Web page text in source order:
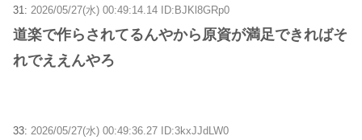
31: 2026/05/27(水) 00:49:14.14 ID:BJKl8GRp0
道楽で作らされてるんやから原資が満足できればそ
れでええんやろ
33: 2026/05/27(水) 00:49:36.27 ID:3kxJJdLW0